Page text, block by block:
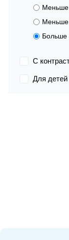
Меньше
Меньше
Больше
С
Для детей